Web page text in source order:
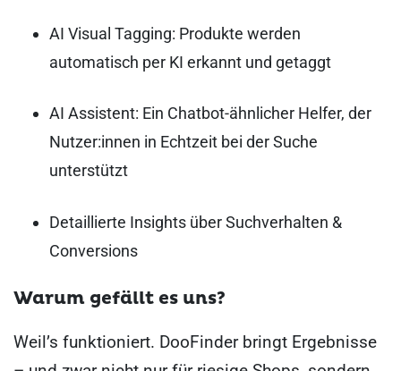
AI Visual Tagging: Produkte werden
automatisch per KI erkannt und getaggt
AI Assistent: Ein Chatbot-ähnlicher Helfer, der
Nutzer:innen in Echtzeit bei der Suche
unterstützt
Detaillierte Insights über Suchverhalten &
Conversions
Warum gefällt es uns?
Weil’s funktioniert. DooFinder bringt Ergebnisse